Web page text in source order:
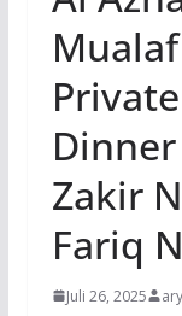
Zakir
Fariq
Juli 26, 2025